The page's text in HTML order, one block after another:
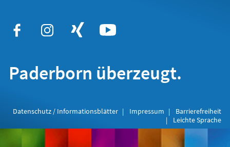
Paderborn überzeugt.
Datenschutz / Informationsblätter Impressum
Barrierefreiheit
Leichte Sprache